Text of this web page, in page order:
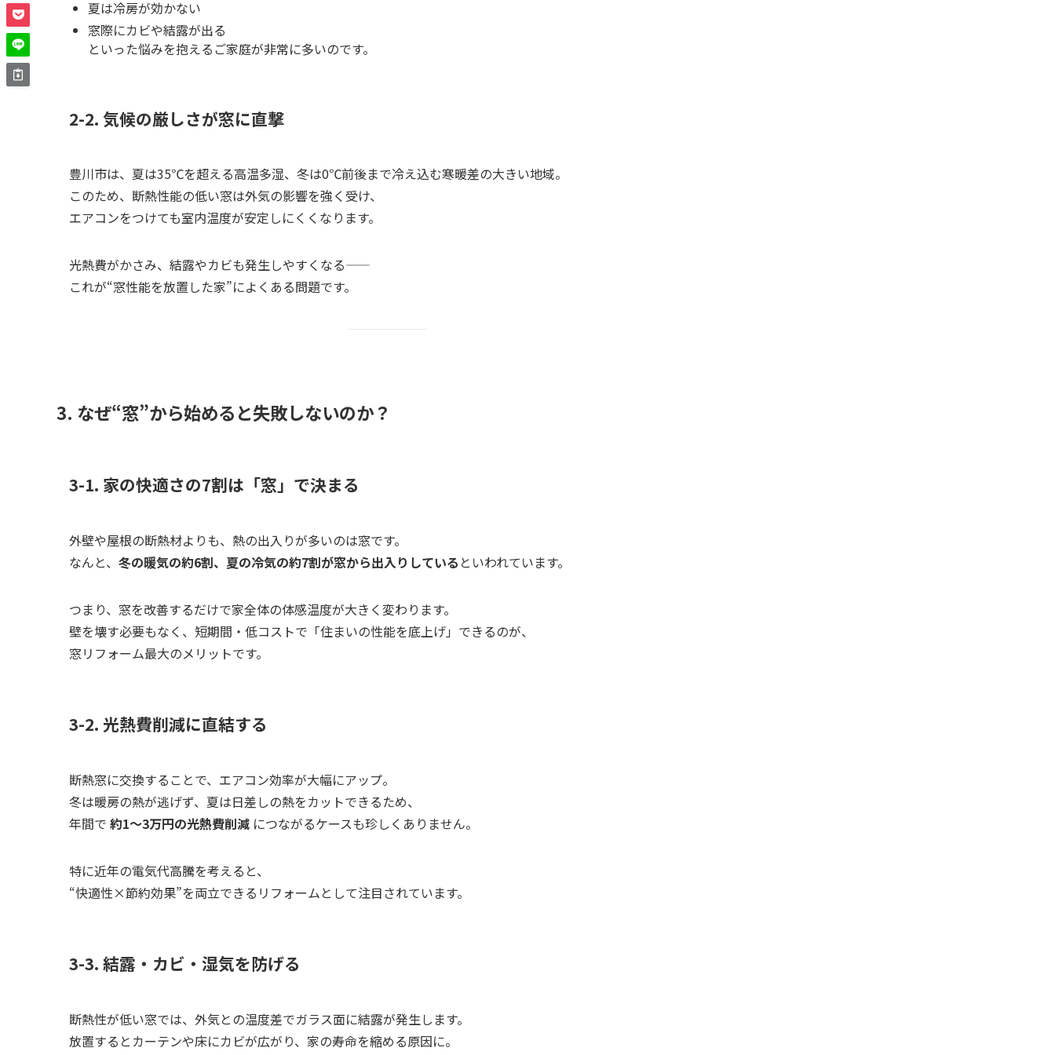
夏は冷房が効かない
窓際にカビや結露が出る
といった悩みを抱えるご家庭が非常に多いのです。
2-2. 気候の厳しさが窓に直撃
豊川市は、夏は35℃を超える高温多湿、冬は0℃前後まで冷え込む寒暖差の大きい地域。
このため、断熱性能の低い窓は外気の影響を強く受け、
エアコンをつけても室内温度が安定しにくくなります。
光熱費がかさみ、結露やカビも発生しやすくなる――
これが“窓性能を放置した家”によくある問題です。
3. なぜ“窓”から始めると失敗しないのか？
3-1. 家の快適さの7割は「窓」で決まる
外壁や屋根の断熱材よりも、熱の出入りが多いのは窓です。
なんと、 冬の暖気の約6割、夏の冷気の約7割が窓から出入りしている といわれています。
つまり、窓を改善するだけで家全体の体感温度が大きく変わります。
壁を壊す必要もなく、短期間・低コストで「住まいの性能を底上げ」できるのが、
窓リフォーム最大のメリットです。
3-2. 光熱費削減に直結する
断熱窓に交換することで、エアコン効率が大幅にアップ。
冬は暖房の熱が逃げず、夏は日差しの熱をカットできるため、
年間で 約1〜3万円の光熱費削減 につながるケースも珍しくありません。
特に近年の電気代高騰を考えると、
“快適性×節約効果”を両立できるリフォームとして注目されています。
3-3. 結露・カビ・湿気を防げる
断熱性が低い窓では、外気との温度差でガラス面に結露が発生します。
放置するとカーテンや床にカビが広がり、家の寿命を縮める原因に。